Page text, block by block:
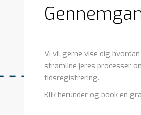
Vi vil gerne vise dig
strømline jeres processer
tidsregistrering.
Klik herunder og book en